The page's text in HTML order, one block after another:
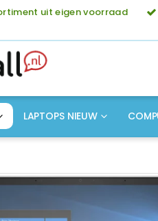
uit eigen voorraad
LAPTOPS NIEUW